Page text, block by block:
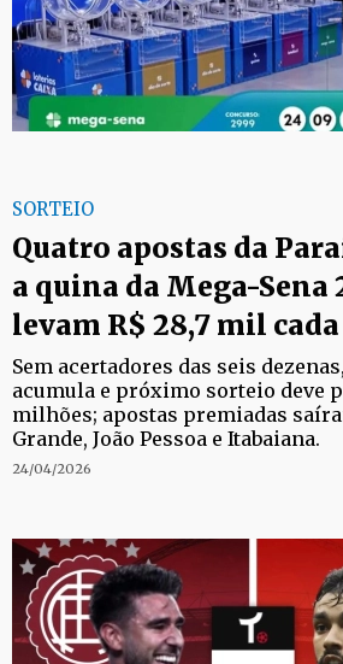
SORTEIO
Quatro apostas da
a quina da Mega-Sena
levam R$ 28,7 mil cada
Sem acertadores das seis
acumula e próximo sorteio deve
milhões; apostas premiadas
Grande, João Pessoa e Itabaiana.
24/04/2026